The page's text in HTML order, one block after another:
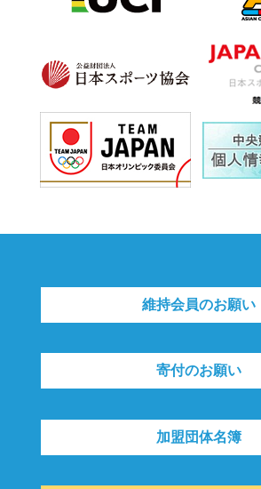
維持会員のお願い
寄付のお願い
加盟団体名簿